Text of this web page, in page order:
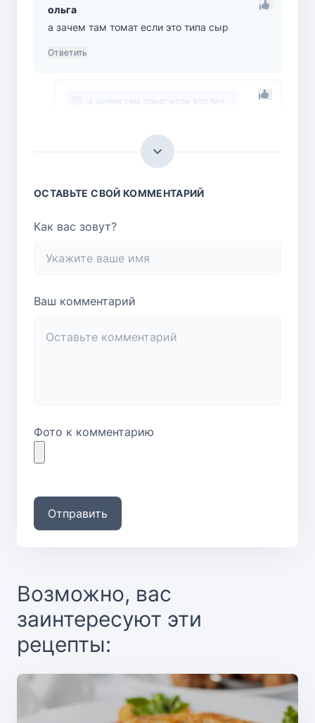
ольга
а зачем там томат если это типа сыр
Ответить
а зачем там томат если это тип ...
Очки наденьте. Это паприка. Где вы
видите в описании томат?
ОСТАВЬТЕ СВОЙ КОММЕНТАРИЙ
Как вас зовут?
Ваш комментарий
Фото к комментарию
Отправить
Возможно, вас
заинтересуют эти
рецепты: